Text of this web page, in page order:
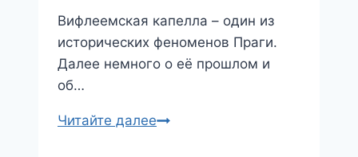
Вифлеемская капелла – один из
исторических феноменов Праги.
Далее немного о её прошлом и
об…
Читайте далееВифлеемская